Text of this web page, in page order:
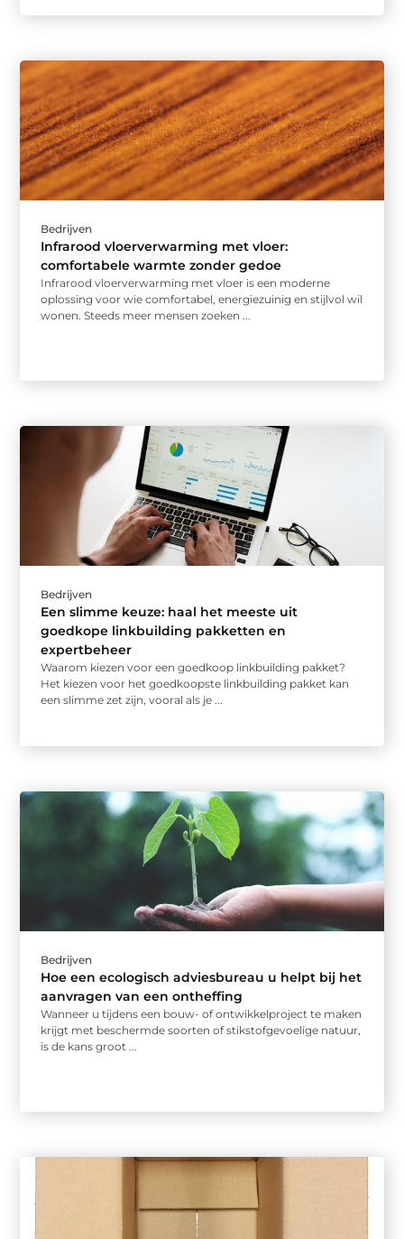
Bedrijven
Infrarood vloerverwarming met vloer:
comfortabele warmte zonder gedoe
Infrarood vloerverwarming met vloer is een moderne
oplossing voor wie comfortabel, energiezuinig en stijlvol wil
wonen. Steeds meer mensen zoeken ...
Bedrijven
Een slimme keuze: haal het meeste uit
goedkope linkbuilding pakketten en
expertbeheer
Waarom kiezen voor een goedkoop linkbuilding pakket?
Het kiezen voor het goedkoopste linkbuilding pakket kan
een slimme zet zijn, vooral als je ...
Bedrijven
Hoe een ecologisch adviesbureau u helpt bij het
aanvragen van een ontheffing
Wanneer u tijdens een bouw- of ontwikkelproject te maken
krijgt met beschermde soorten of stikstofgevoelige natuur,
is de kans groot ...